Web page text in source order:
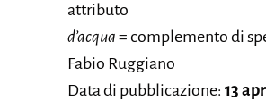
attributo
d’acqua = complemento di
Fabio Ruggiano
Data di pubblicazione: 13